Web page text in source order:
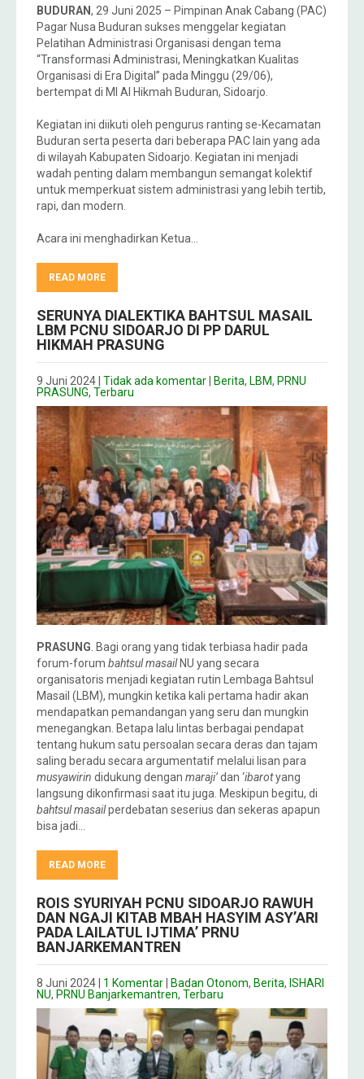
BUDURAN, 29 Juni 2025 – Pimpinan Anak Cabang (PAC)
Pagar Nusa Buduran sukses menggelar kegiatan
Pelatihan Administrasi Organisasi dengan tema
“Transformasi Administrasi, Meningkatkan Kualitas
Organisasi di Era Digital” pada Minggu (29/06),
bertempat di MI Al Hikmah Buduran, Sidoarjo.
Kegiatan ini diikuti oleh pengurus ranting se-Kecamatan
Buduran serta peserta dari beberapa PAC lain yang ada
di wilayah Kabupaten Sidoarjo. Kegiatan ini menjadi
wadah penting dalam membangun semangat kolektif
untuk memperkuat sistem administrasi yang lebih tertib,
rapi, dan modern.
Acara ini menghadirkan Ketua…
READ MORE
SERUNYA DIALEKTIKA BAHTSUL MASAIL
LBM PCNU SIDOARJO DI PP DARUL
HIKMAH PRASUNG
9 Juni 2024 Tidak ada komentar Berita, LBM, PRNU
PRASUNG, Terbaru
PRASUNG . Bagi orang yang tidak terbiasa hadir pada
forum-forum bahtsul masailNU yang secara
organisatoris menjadi kegiatan rutin Lembaga Bahtsul
Masail (LBM), mungkin ketika kali pertama hadir akan
mendapatkan pemandangan yang seru dan mungkin
menegangkan. Betapa lalu lintas berbagai pendapat
tentang hukum satu persoalan secara deras dan tajam
saling beradu secara argumentatif melalui lisan para
musyawirin didukung dengan maraji’dan ‘ibarotyang
langsung dikonfirmasi saat itu juga. Meskipun begitu, di
bahtsul masailperdebatan seserius dan sekeras apapun
bisa jadi…
READ MORE
ROIS SYURIYAH PCNU SIDOARJO RAWUH
DAN NGAJI KITAB MBAH HASYIM ASY’ARI
PADA LAILATUL IJTIMA’ PRNU
BANJARKEMANTREN
8 Juni 2024 1 Komentar Badan Otonom, Berita, ISHARI
NU, PRNU Banjarkemantren, Terbaru